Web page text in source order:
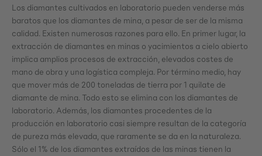
Los diamantes cultivados en laboratorio pueden venderse más
baratos que los diamantes de mina, a pesar de ser de la misma
calidad. Existen numerosas razones para ello. En primer lugar, la
extracción de diamantes en minas o yacimientos a cielo abierto
implica amplios procesos de extracción, elevados costes de
mano de obra y una logística compleja. Por término medio, hay
que mover más de 200 toneladas de tierra por 1 quilate de
diamante de mina. Todo esto se elimina con los diamantes de
laboratorio. Además, los diamantes procedentes de la
producción en laboratorio casi siempre resultan de la categoría
de pureza más elevada, que raramente se da en la naturaleza.
Sólo el 1% de los diamantes extraídos de las minas tienen la